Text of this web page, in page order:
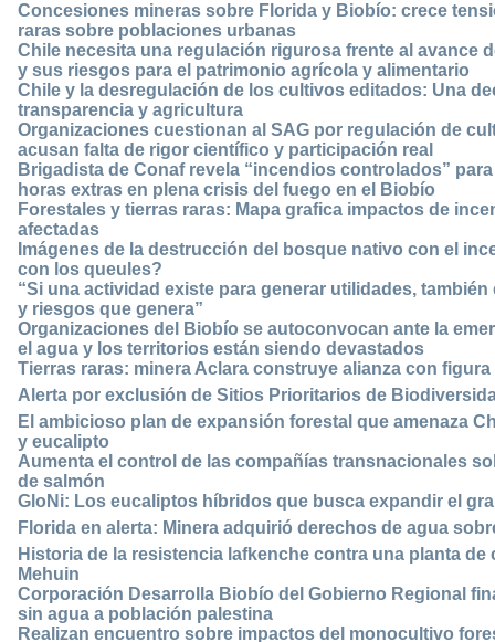
Concesiones mineras sobre Florida y Biobío: crece
raras sobre poblaciones urbanas
Chile necesita una regulación rigurosa frente al avance
y sus riesgos para el patrimonio agrícola y alimentario
Chile y la desregulación de los cultivos editados: Una
transparencia y agricultura
Organizaciones cuestionan al SAG por regulación de
acusan falta de rigor científico y participación real
Brigadista de Conaf revela “incendios controlados”
horas extras en plena crisis del fuego en el Biobío
Forestales y tierras raras: Mapa grafica impactos de
afectadas
Imágenes de la destrucción del bosque nativo con el
con los queules?
“Si una actividad existe para generar utilidades,
y riesgos que genera”
Organizaciones del Biobío se autoconvocan ante la
el agua y los territorios están siendo devastados
Tierras raras: minera Aclara construye alianza con
Alerta por exclusión de Sitios Prioritarios de
El ambicioso plan de expansión forestal que amenaza
y eucalipto
Aumenta el control de las compañías transnacionales
de salmón
GloNi: Los eucaliptos híbridos que busca expandir el
Florida en alerta: Minera adquirió derechos de agua
Historia de la resistencia lafkenche contra una planta de
Mehuin
Corporación Desarrolla Biobío del Gobierno Regional
sin agua a población palestina
Realizan encuentro sobre impactos del monocultivo